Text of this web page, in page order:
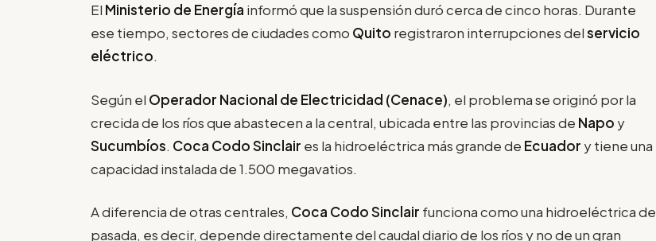
El Ministerio de Energía informó que la suspensión duró cerca de cinco horas. Durante
ese tiempo, sectores de ciudades como Quito registraron interrupciones delservicio
eléctrico.
Según el Operador Nacional de Electricidad (Cenace), el problema se originó por la
crecida de los ríos que abastecen a la central, ubicada entre las provincias de Napo y
Sucumbíos. Coca Codo Sinclair es la hidroeléctrica más grande de Ecuador y tiene una
capacidad instalada de 1.500 megavatios.
A diferencia de otras centrales, Coca Codo Sinclair funciona como una hidroeléctrica de
pasada, es decir, depende directamente del caudal diario de los ríos y no de un gran